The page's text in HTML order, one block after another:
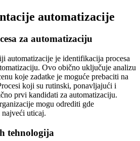
automatizacije
za automatizaciju
automatizacije je identifikacija procesa
Ovo obično uključuje analizu
koje zadatke je moguće prebaciti na
koji su rutinski, ponavljajući i
prvi kandidati za automatizaciju.
mogu odrediti gde
najveći uticaj.
tehnologija